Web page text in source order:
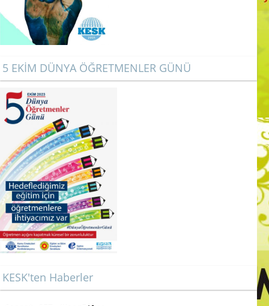
5 EKİM DÜNYA ÖĞRETMENLER GÜNÜ
KESK'ten Haberler